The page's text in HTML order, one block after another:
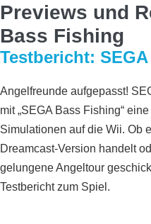
Previews und
Bass Fishing
Testbericht:
Angelfreunde aufgepasst!
mit „SEGA Bass Fishing“
Simulationen auf die Wii. Ob
Dreamcast-Version handelt
gelungene Angeltour
Testbericht zum Spiel.